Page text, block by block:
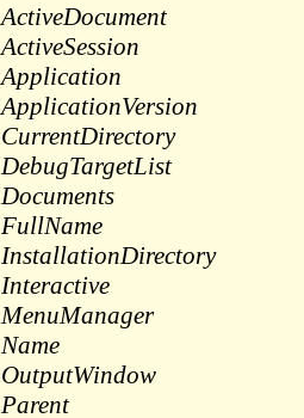
ActiveDocument
ActiveSession
Application
ApplicationVersion
CurrentDirectory
DebugTargetList
Documents
FullName
InstallationDirectory
Interactive
MenuManager
Name
OutputWindow
Parent